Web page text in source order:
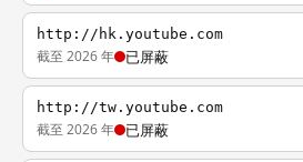
http://hk.youtube.com
截至 2026 年 已屏蔽
http://tw.youtube.com
截至 2026 年 已屏蔽